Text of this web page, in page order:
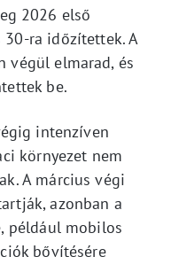
2026 első
30-ra időzítettek. A
végül elmarad, és
be.
intenzíven
környezet nem
A március végi
azonban a
például mobilos
bővítésére